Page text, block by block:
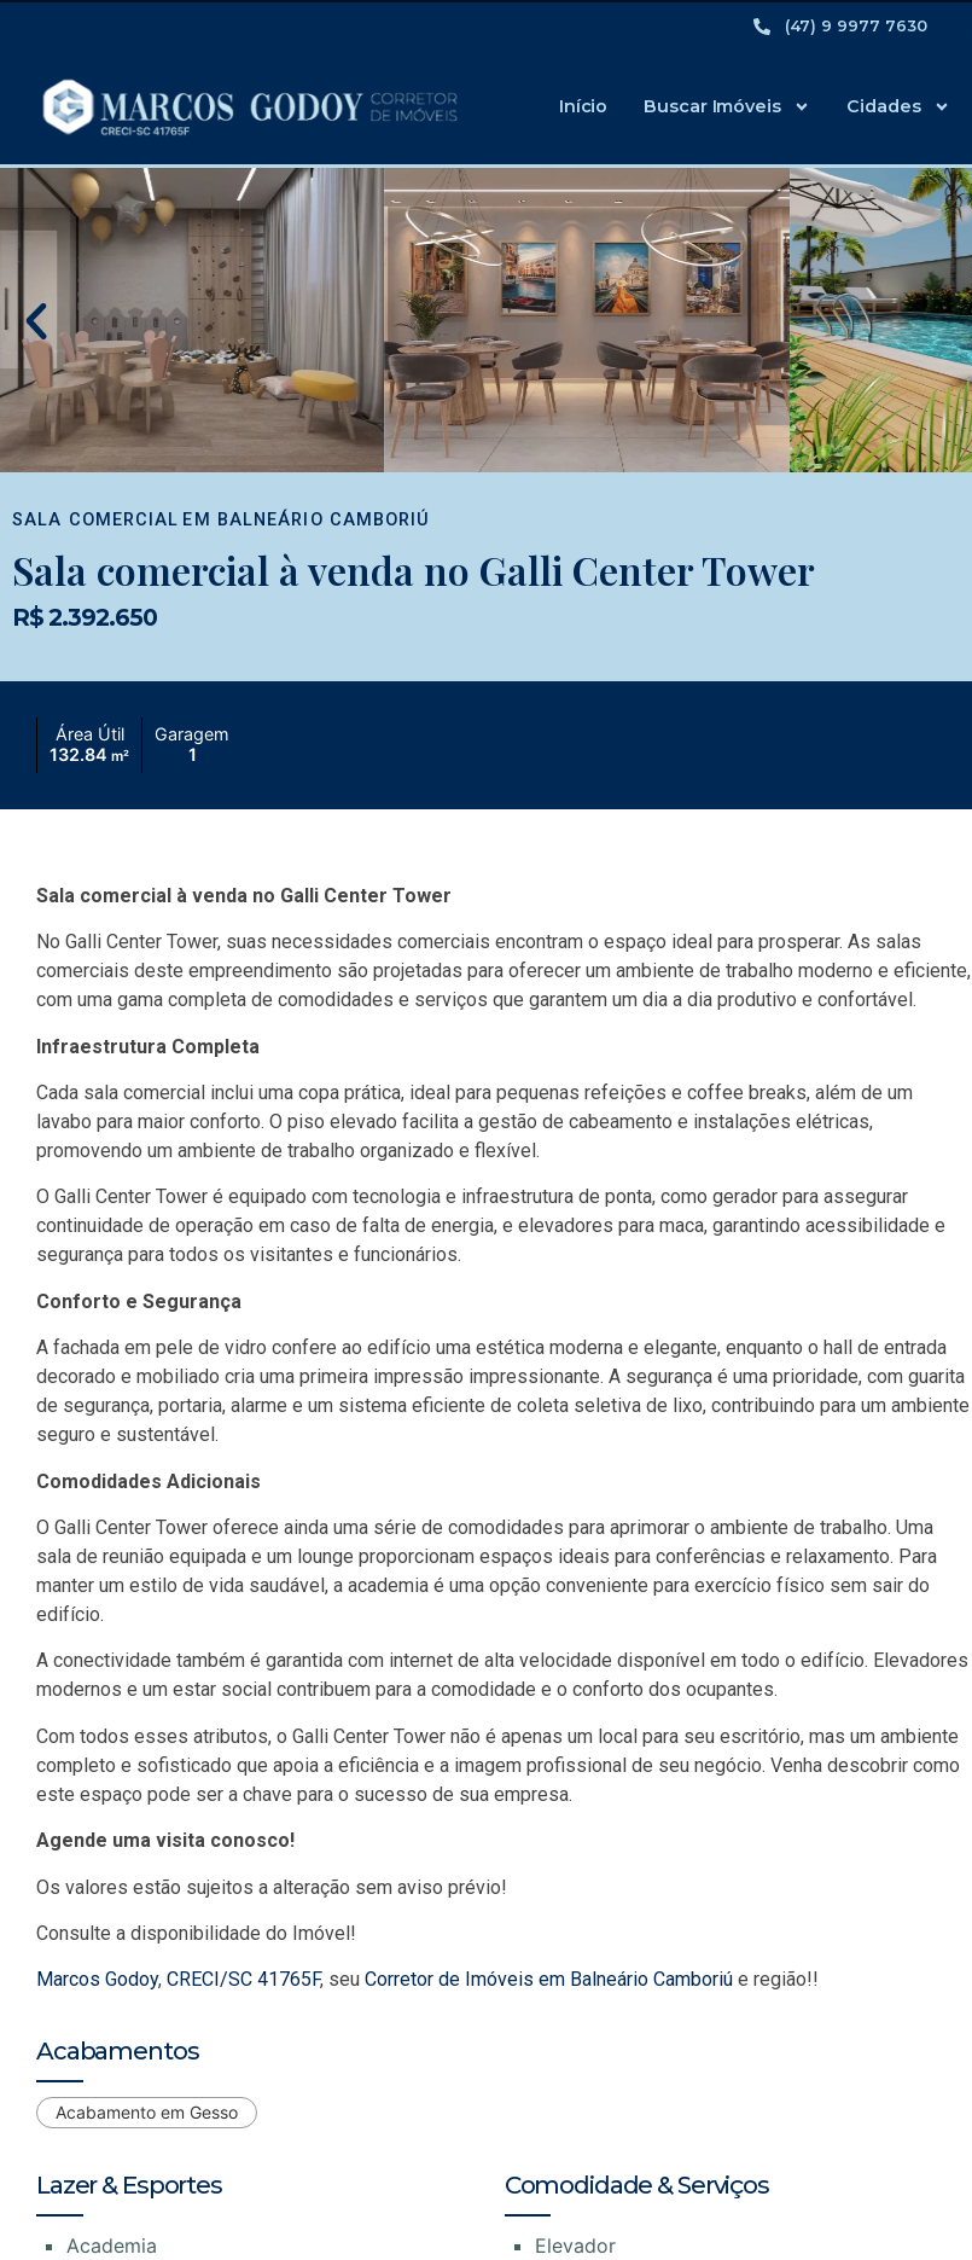
(47) 9 9977 7630
Início Buscar Imóveis Cidades
SALA COMERCIAL EM BALNEÁRIO CAMBORIÚ
Sala comercial à venda no Galli Center Tower
R$ 2.392.650
Área Útil
132.84 m²
Garagem
1
Sala comercial à venda no Galli Center Tower
No Galli Center Tower, suas necessidades comerciais encontram o espaço ideal para prosperar. As salas
comerciais deste empreendimento são projetadas para oferecer um ambiente de trabalho moderno e eficiente,
com uma gama completa de comodidades e serviços que garantem um dia a dia produtivo e confortável.
Infraestrutura Completa
Cada sala comercial inclui uma copa prática, ideal para pequenas refeições e coffee breaks, além de um
lavabo para maior conforto. O piso elevado facilita a gestão de cabeamento e instalações elétricas,
promovendo um ambiente de trabalho organizado e flexível.
O Galli Center Tower é equipado com tecnologia e infraestrutura de ponta, como gerador para assegurar
continuidade de operação em caso de falta de energia, e elevadores para maca, garantindo acessibilidade e
segurança para todos os visitantes e funcionários.
Conforto e Segurança
A fachada em pele de vidro confere ao edifício uma estética moderna e elegante, enquanto o hall de entrada
decorado e mobiliado cria uma primeira impressão impressionante. A segurança é uma prioridade, com guarita
de segurança, portaria, alarme e um sistema eficiente de coleta seletiva de lixo, contribuindo para um ambiente
seguro e sustentável.
Comodidades Adicionais
O Galli Center Tower oferece ainda uma série de comodidades para aprimorar o ambiente de trabalho. Uma
sala de reunião equipada e um lounge proporcionam espaços ideais para conferências e relaxamento. Para
manter um estilo de vida saudável, a academia é uma opção conveniente para exercício físico sem sair do
edifício.
A conectividade também é garantida com internet de alta velocidade disponível em todo o edifício. Elevadores
modernos e um estar social contribuem para a comodidade e o conforto dos ocupantes.
Com todos esses atributos, o Galli Center Tower não é apenas um local para seu escritório, mas um ambiente
completo e sofisticado que apoia a eficiência e a imagem profissional de seu negócio. Venha descobrir como
este espaço pode ser a chave para o sucesso de sua empresa.
Agende uma visita conosco!
Os valores estão sujeitos a alteração sem aviso prévio!
Consulte a disponibilidade do Imóvel!
Marcos Godoy, CRECI/SC 41765F, seu Corretor de Imóveis em Balneário Camboriú e região!!
Acabamentos
Acabamento em Gesso
Lazer & Esportes
Academia
Comodidade & Serviços
Elevador